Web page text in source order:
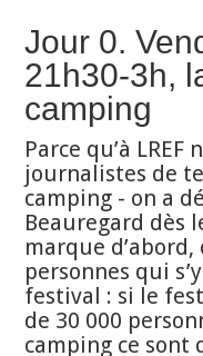
Jour 0.
21h30-3h,
camping
Parce qu’à LREF
journalistes de
camping - on a
Beauregard dès
marque
personnes qui
festival : si le
de 30 000
camping ce sont